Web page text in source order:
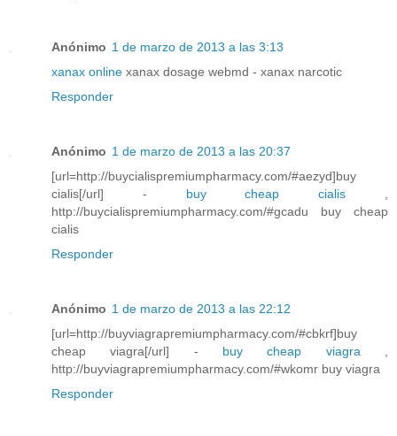
Anónimo 1 de marzo de 2013 a las 3:13
xanax online xanax dosage webmd - xanax narcotic
Responder
Anónimo 1 de marzo de 2013 a las 20:37
[url=http://buycialispremiumpharmacy.com/#aezyd]buy
cialis[/url] - buy cheap cialis
http://buycialispremiumpharmacy.com/#gcadu buy cheap
cialis
Responder
Anónimo 1 de marzo de 2013 a las 22:12
[url=http://buyviagrapremiumpharmacy.com/#cbkrf]buy
cheap viagra[/url] - buy cheap viagra
http://buyviagrapremiumpharmacy.com/#wkomr buy viagra
Responder